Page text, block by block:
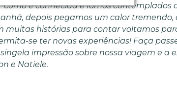
é conhecida e fomos contemplados
depois pegamos um calor tremendo,
muitas histórias para contar voltamos
se ter novas experiências! Faça
impressão sobre nossa viagem e a
e Natiele.